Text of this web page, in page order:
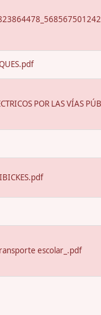
POR LAS VÍAS
escolar_.pdf